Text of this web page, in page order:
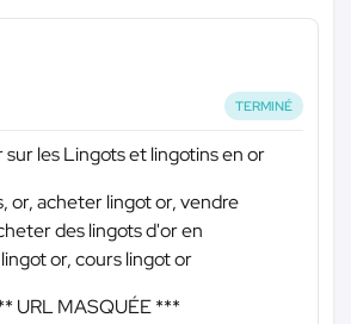
TERMINÉ
sur les Lingots et lingotins en or
or, acheter lingot or, vendre
des lingots d'or en
or, cours lingot or
URL MASQUÉE ***